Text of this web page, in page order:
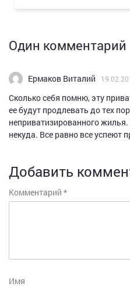
Один комментарий
Ермаков Виталий
Сколько себя помню, эту
ее будут продлевать до тех
неприватизированного
некуда. Все равно все успеют
Добавить
Комментарий *
Имя